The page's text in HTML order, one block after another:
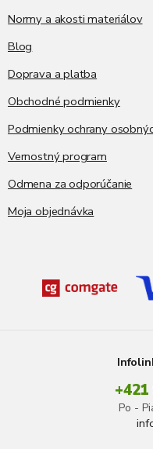
Normy a akosti materiálov
Blog
Doprava a platba
Obchodné podmienky
Podmienky ochrany
Vernostný program
Odmena za odporúčanie
Moja objednávka
+421
Po -